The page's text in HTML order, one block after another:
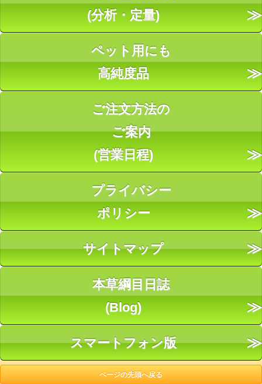
(分析・定量)
ペット用にも
高純度品
ご注文方法の
ご案内
(営業日程)
プライバシー
ポリシー
サイトマップ
本草綱目日誌
(Blog)
スマートフォン版
ページの先頭へ戻る